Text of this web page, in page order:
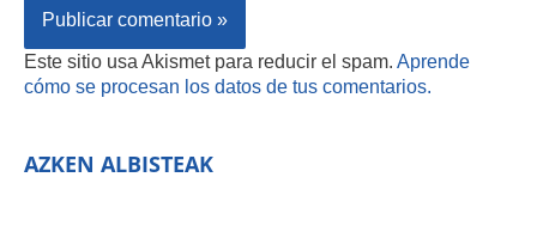
Este sitio usa Akismet para reducir el spam. Aprende
cómo se procesan los datos de tus comentarios.
AZKEN ALBISTEAK